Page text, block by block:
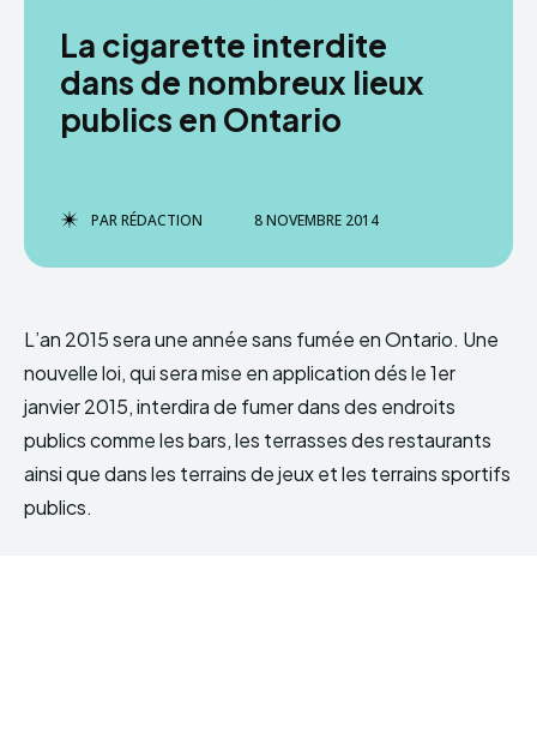
La cigarette interdite
dans de nombreux lieux
publics en Ontario
PARRÉDACTION 8 NOVEMBRE 2014
L’an 2015 sera une année sans fumée en Ontario. Une
nouvelle loi, qui sera mise en application dés le 1er
janvier 2015, interdira de fumer dans des endroits
publics comme les bars, les terrasses des restaurants
ainsi que dans les terrains de jeux et les terrains sportifs
publics.